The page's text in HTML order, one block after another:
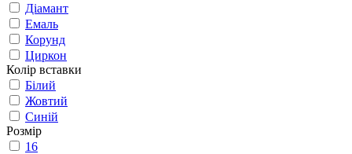
Діамант
Емаль
Корунд
Циркон
Колір вставки
Білий
Жовтий
Синій
Розмір
16